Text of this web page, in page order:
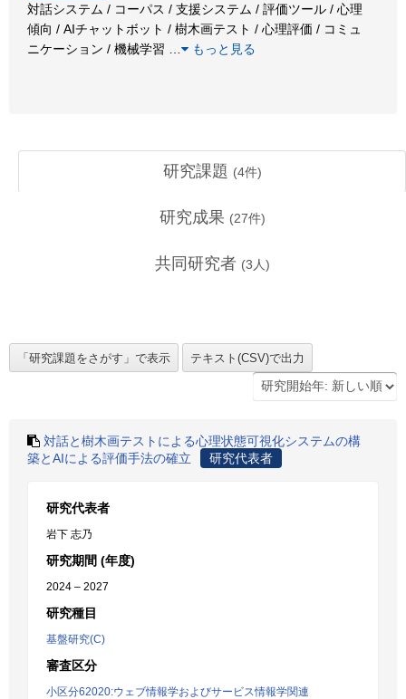
対話システム / コーパス / 支援システム / 評価ツール / 心理
傾向 / AIチャットボット / 樹木画テスト / 心理評価 / コミュ
ニケーション / 機械学習
もっと見る
研究課題 (4件)
研究成果 (27件)
共同研究者 (3 人)
対話と樹木画テストによる心理状態可視化システムの構
築とAIによる評価手法の確立
研究代表者
研究代表者
岩下 志乃
研究期間 (年度)
2024 – 2027
研究種目
基盤研究(C)
審査区分
小区分62020:ウェブ情報学およびサービス情報学関連